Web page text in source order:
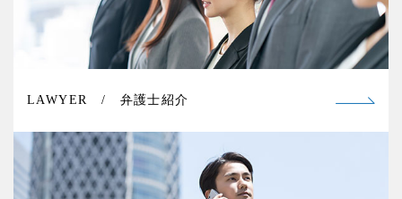
LAWYER / 弁護士紹介